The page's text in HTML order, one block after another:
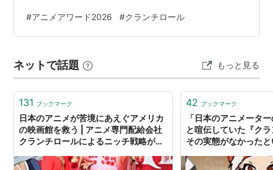
何が問題だったのか | アニメ！アニメ！
クランチロールは海外アニメビジネスを変えるか（3）
有料配信の成果に注目 | アニメ！アニメ！
*1:All episodes of ‘Madoka Magica’ now available on
conventional and Android phones – ページ 129112 –
アニメ！アニメ！ビズ
が。 というわけで、叩き台として流用できる動画シナリ
オがないのでサクッと結果だけを備忘録的に残そう。 残
ロールの総ＰＶが明らかな減少傾向にある様なので、こ
のアワードも永続しない可能性が出てきている。
KADOKAWAのアニメ…
#アニメアワード2026 #クランチロール
ネットで話題 もっと見る
131 ブックマーク
日本のアニメが苦境にあえぐアメリカ
の映画館を救う | アニメ専門配給会社
クランチロールによるニッチ戦略が成
42 ブックマーク
「日本のアニメータ
と喧伝していた『ク
その実態がなかった
けものフレンズの製